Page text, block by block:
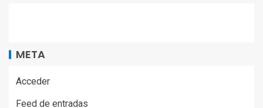
META
Acceder
Feed de entradas